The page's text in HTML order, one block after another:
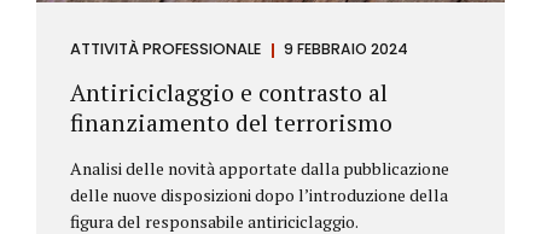
ATTIVITÀ PROFESSIONALE 9 FEBBRAIO 2024
Antiriciclaggio e contrasto al
finanziamento del terrorismo
Analisi delle novità apportate dalla pubblicazione
delle nuove disposizioni dopo l’introduzione della
figura del responsabile antiriciclaggio.